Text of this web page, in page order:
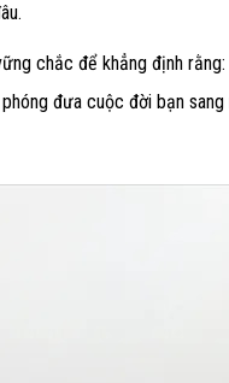
chắc để khẳng định
đưa cuộc đời bạn